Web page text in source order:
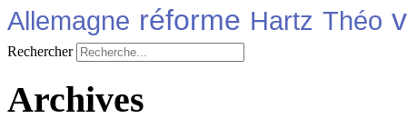
Allemagne réforme Hartz Théo
Rechercher
Archives